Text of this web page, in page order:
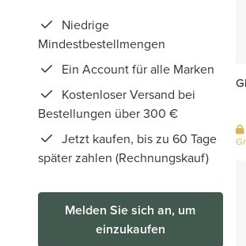
Niedrige
Mindestbestellmengen
Ein Account für alle Marken
Kostenloser Versand bei
Bestellungen über 300 €
Jetzt kaufen, bis zu 60 Tage
später zahlen (Rechnungskauf)
Melden Sie sich an, um
einzukaufen